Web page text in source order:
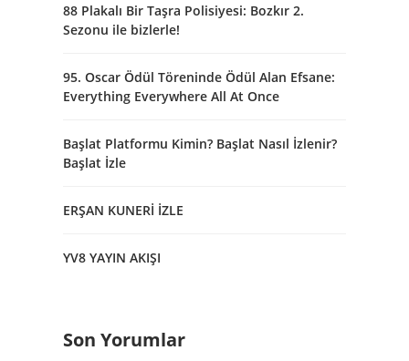
88 Plakalı Bir Taşra Polisiyesi: Bozkır 2.
Sezonu ile bizlerle!
95. Oscar Ödül Töreninde Ödül Alan Efsane:
Everything Everywhere All At Once
Başlat Platformu Kimin? Başlat Nasıl İzlenir?
Başlat İzle
ERŞAN KUNERİ İZLE
YV8 YAYIN AKIŞI
Son Yorumlar